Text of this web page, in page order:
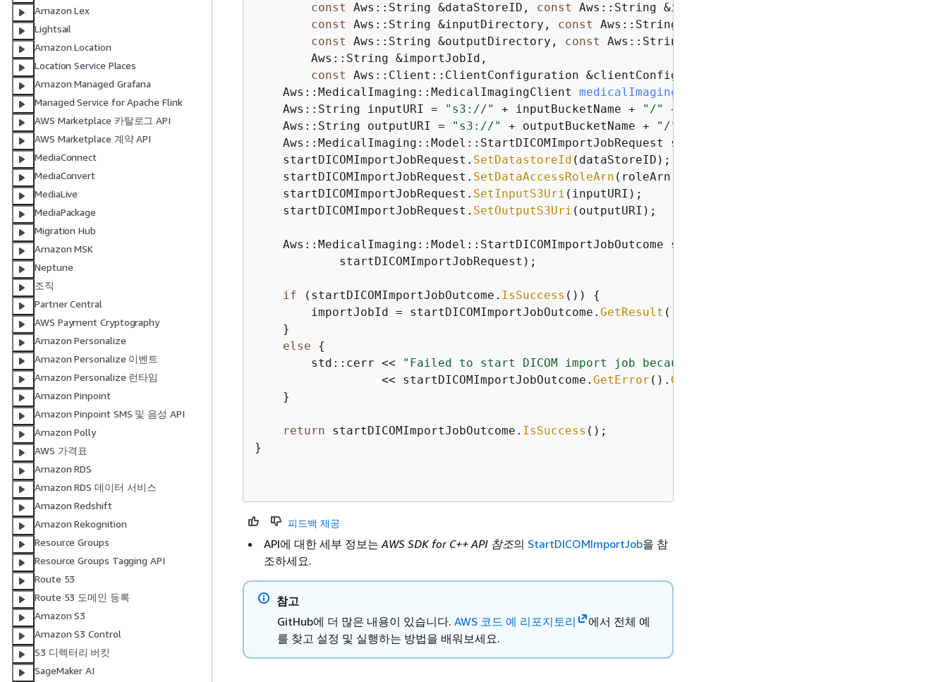
Amazon Lex
Lightsail
Amazon Location
Location Service Places
Amazon Managed Grafana
Managed Service for Apache Flink
AWS Marketplace 카탈로그 API
AWS Marketplace 계약 API
MediaConnect
MediaConvert
MediaLive
MediaPackage
Migration Hub
Amazon MSK
Neptune
조직
Partner Central
AWS Payment Cryptography
Amazon Personalize
Amazon Personalize 이벤트
Amazon Personalize 런타임
Amazon Pinpoint
Amazon Pinpoint SMS 및 음성 API
Amazon Polly
AWS 가격표
Amazon RDS
Amazon RDS 데이터 서비스
Amazon Redshift
Amazon Rekognition
Resource Groups
Resource Groups Tagging API
Route 53
Route 53 도메인 등록
Amazon S3
Amazon S3 Control
S3 디렉터리 버킷
SageMaker AI
const Aws::String &dataStoreID, const Aws::String &inputBucketName,
const Aws::String &inputDirectory, const Aws::String &outputBucketName,
const Aws::String &outputDirectory, const Aws::String &roleArn,
        Aws::String &importJobId,
const Aws::Client::ClientConfiguration &clientConfig)
    Aws::
MedicalImaging::MedicalImagingClient medicalImagingClient
    Aws::String inputURI =
"s3://" + inputBucketName + "/" + inputDirectory +
    Aws::String outputURI =
"s3://" + outputBucketName + "/"
    Aws::MedicalImaging::Model::StartDICOMImportJobRequest startDICOMImportJobRequest;
    startDICOMImportJobRequest.
SetDatastoreId (dataStoreID);
    startDICOMImportJobRequest.
SetDataAccessRoleArn (roleArn);
    startDICOMImportJobRequest.
SetInputS3Uri (inputURI);
    startDICOMImportJobRequest.
SetOutputS3Uri (outputURI);
Aws::MedicalImaging::Model::StartDICOMImportJobOutcome startDICOMImportJobOutcome =
            startDICOMImportJobRequest);
if (startDICOMImportJobOutcome. IsSuccess ()) {
        importJobId = startDICOMImportJobOutcome.
GetResult ().
    }
else
{
        std::cerr <<
"Failed to start DICOM import job because "
                  << startDICOMImportJobOutcome.
GetError (). GetMessage
    }
return startDICOMImportJobOutcome. IsSuccess ();
}
피드백 제공
API에 대한 세부 정보는AWS SDK for C++ API 참조의 StartDICOMImportJob을 참
조하세요.
참고
GitHub에 더 많은 내용이 있습니다. AWS 코드 예 리포지토리
에서 전체 예
를 찾고 설정 및 실행하는 방법을 배워보세요.